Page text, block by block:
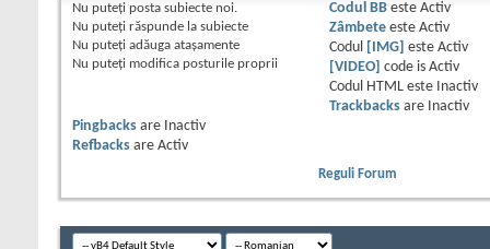
Nu puteţi posta subiecte noi.
Nu puteţi răspunde la subiecte
Nu puteţi adăuga ataşamente
Nu puteţi modifica posturile proprii
Codul BBeste Activ
Zâmbeteeste Activ
Codul
[IMG] este Activ
[VIDEO]
code is Activ
Codul HTML este
Inactiv
Trackbacksare
Inactiv
Pingbacks are
Inactiv
Refbacks are Activ
Reguli Forum